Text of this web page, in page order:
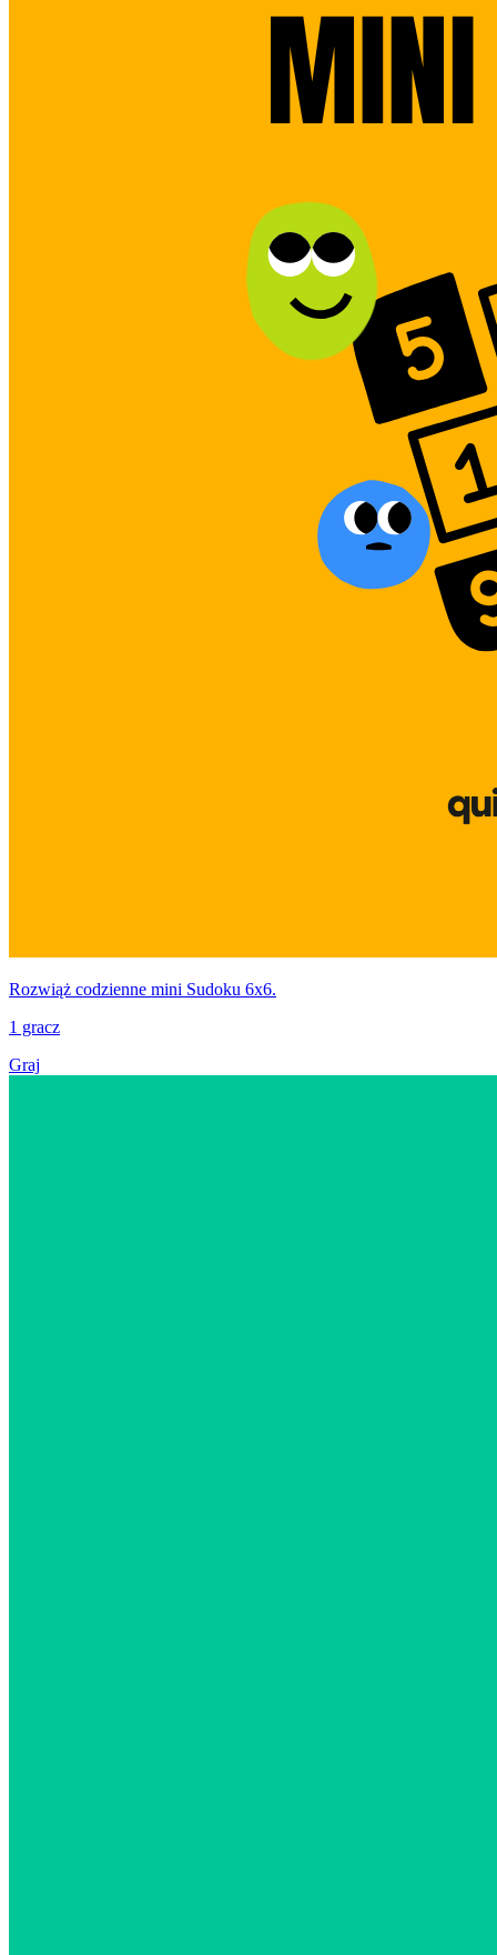
Rozwiąż codzienne mini Sudoku 6x6.
1 gracz
Graj